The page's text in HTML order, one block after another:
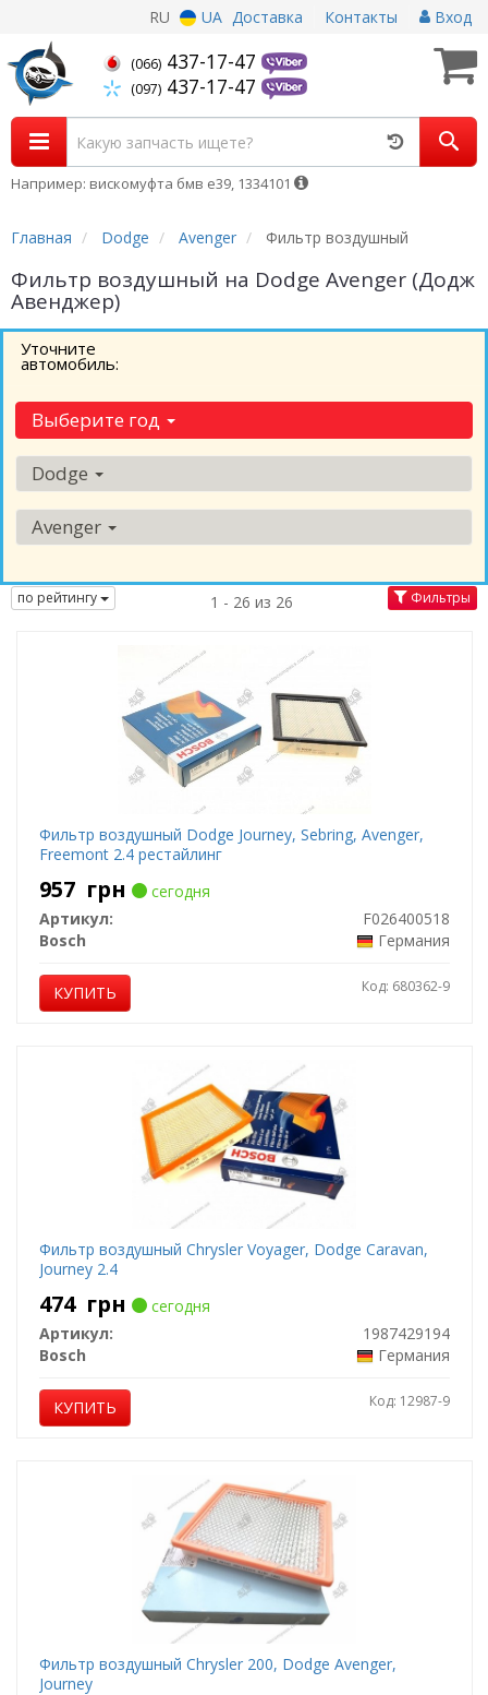
RU UA Доставка Контакты Вход
(066) 437-17-47
(097) 437-17-47
Например: вискомуфта бмв е39, 1334101
Главная Dodge Avenger Фильтр воздушный
Фильтр воздушный на Dodge Avenger (Додж
Авенджер)
Уточните
автомобиль:
Выберите год
Dodge
Avenger
по рейтингу 1 - 26 из 26 Фильтры
Фильтр воздушный Dodge Journey, Sebring, Avenger,
Freemont 2.4 рестайлинг
957 грн
сегодня
Артикул:
F026400518
Bosch
Германия
КУПИТЬ Код: 680362-9
Фильтр воздушный Chrysler Voyager, Dodge Caravan,
Journey 2.4
474 грн
сегодня
Артикул:
1987429194
Bosch
Германия
КУПИТЬ Код: 12987-9
Фильтр воздушный Chrysler 200, Dodge Avenger,
Journey